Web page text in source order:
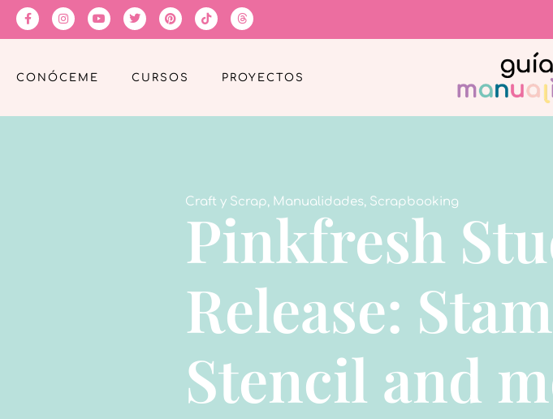
CONÓCEME CURSOS PROYECTOS
Craft y Scrap, Manualidades, Scrapbooking
Pinkfresh
Release:
Stencil and